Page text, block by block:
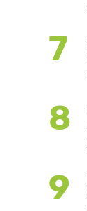
7
8
9